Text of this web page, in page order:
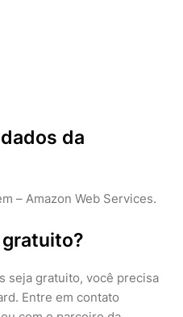
da
– Amazon Web Services.
gratuito?
seja gratuito, você precisa
Entre em contato